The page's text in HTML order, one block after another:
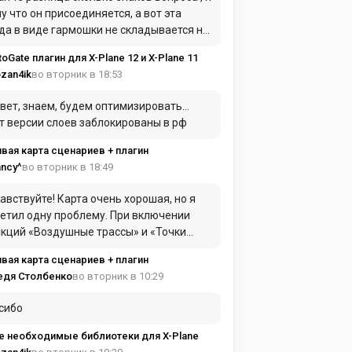
что он присоединяется, а вот эта
в виде гармошки не складывается ну
ввидуплагин для X-Plane 12 и X-Plane 11
во вторник в 18:53
знаем, будем оптимизировать…
версии слоев заблокированы в рф
карта сценариев + плагин
во вторник в 18:49
Карта очень хорошая, но я
одну проблему. При включении
«Воздушные трассы» и «Точки
оперативную память. Из-за этого
начинает сильно зависать и работать
карта сценариев + плагин
Столбенково вторник в 10:29
необходимые библиотеки для X-Plane